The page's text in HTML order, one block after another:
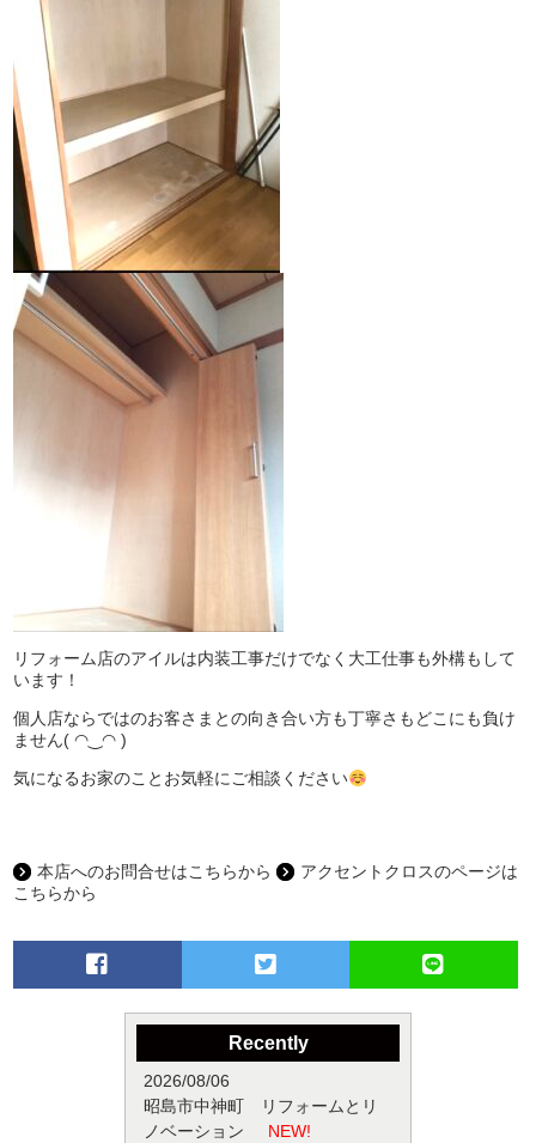
リフォーム店のアイルは内装工事だけでなく大工仕事も外構もして
います！
個人店ならではのお客さまとの向き合い方も丁寧さもどこにも負け
ません( ◠‿◠ )
気になるお家のことお気軽にご相談ください
本店へのお問合せはこちらから
アクセントクロスのページは
こちらから
Recently
2026/08/06
昭島市中神町 リフォームとリ
ノベーション
NEW!